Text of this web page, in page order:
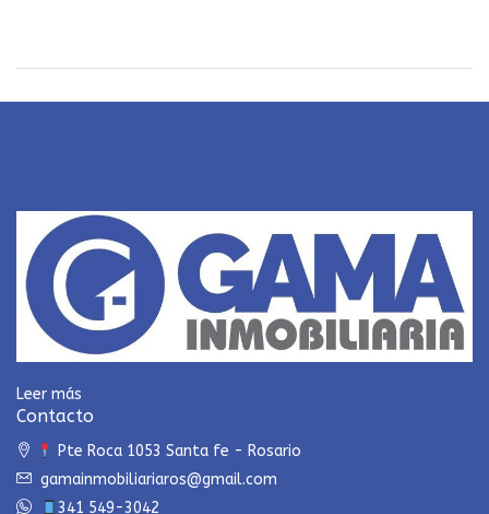
Leer más
Contacto
Pte Roca 1053 Santa fe - Rosario
gamainmobiliariaros@gmail.com
341 549-3042